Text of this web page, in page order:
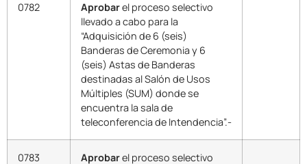
0782 Aprobarel proceso selectivo
llevado a cabo para la
“Adquisición de 6 (seis)
Banderas de Ceremonia y 6
(seis) Astas de Banderas
destinadas al Salón de Usos
Múltiples (SUM) donde se
encuentra la sala de
teleconferencia de Intendencia”.-
0783 Aprobarel proceso selectivo